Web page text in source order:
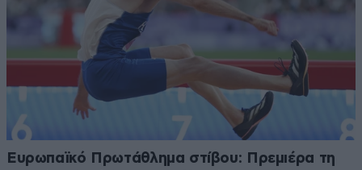
Ευρωπαϊκό Πρωτάθλημα στίβου: Πρεμιέρα τη